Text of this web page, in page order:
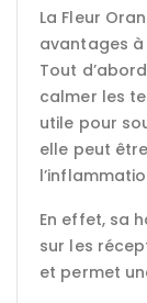
La Fleur
avantages
Tout
calmer les
utile pour
elle peut
En effet, sa
sur les
et permet